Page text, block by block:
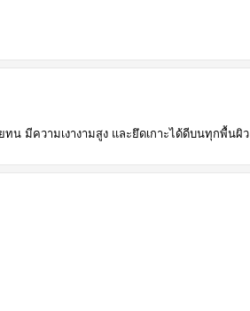
ทน มีความเงางามสูง และยึดเกาะได้ดีบนทุกพื้นผิว